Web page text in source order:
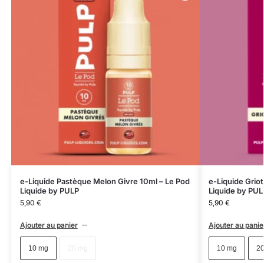
e-Liquide Pastèque Melon Givre 10ml – Le Pod
Liquide by PULP
5,90 €
Ajouter au panier
10 mg
e-Liquide
Liquide by
5,90 €
Ajouter au
10 mg